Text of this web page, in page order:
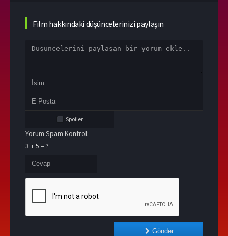
Film hakkındaki düşüncelerinizi paylaşın
Spoiler
Yorum Spam Kontrol:
3 + 5 = ?
Gönder